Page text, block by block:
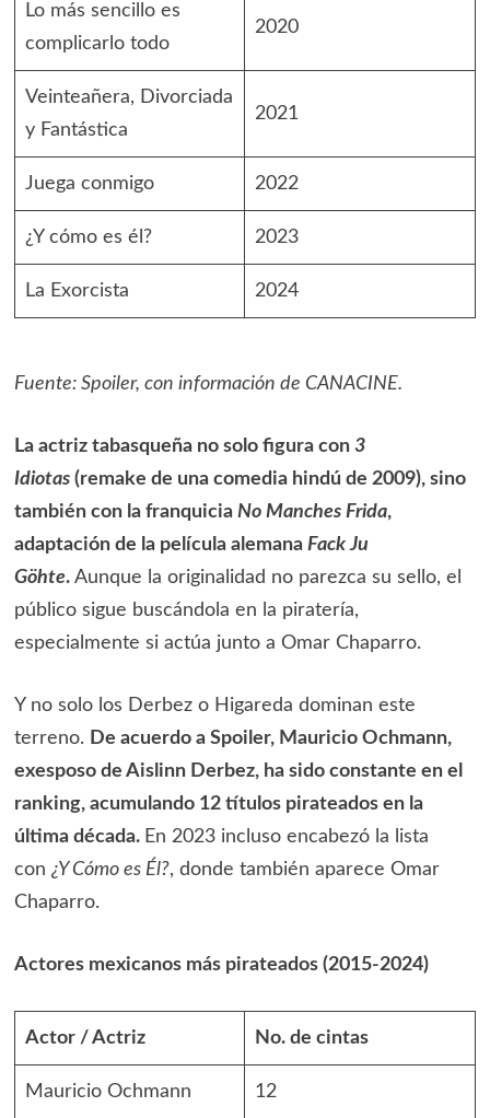
Lo más sencillo es
complicarlo todo
2020
Veinteañera, Divorciada
y Fantástica
2021
Juega conmigo 2022
¿Y cómo es él? 2023
La Exorcista 2024
Fuente: Spoiler, con información de CANACINE.
La actriz tabasqueña no solo figura con 3
Idiotas(remake de una comedia hindú de 2009), sino
también con la franquicia No Manches Frida,
adaptación de la película alemana Fack Ju
Göhte. Aunque la originalidad no parezca su sello, el
público sigue buscándola en la piratería,
especialmente si actúa junto a Omar Chaparro.
Y no solo los Derbez o Higareda dominan este
terreno. De acuerdo a Spoiler, Mauricio Ochmann,
exesposo de Aislinn Derbez, ha sido constante en el
ranking, acumulando 12 títulos pirateados en la
última década. En 2023 incluso encabezó la lista
con ¿Y Cómo es Él?, donde también aparece Omar
Chaparro.
Actores mexicanos más pirateados (2015-2024)
Actor / Actriz No. de cintas
Mauricio Ochmann 12